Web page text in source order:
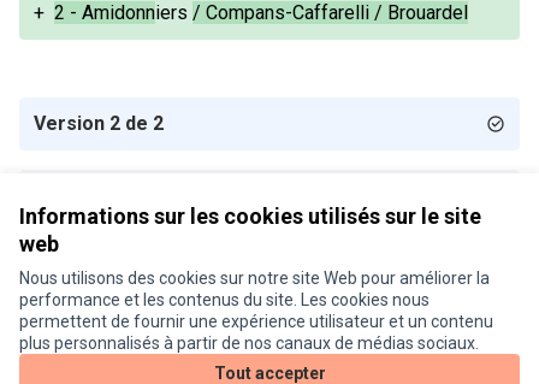
Informations sur les cookies utilisés sur le site
web
Nous utilisons des cookies sur notre site Web pour améliorer la
performance et les contenus du site. Les cookies nous
permettent de fournir une expérience utilisateur et un contenu
plus personnalisés à partir de nos canaux de médias sociaux.
Tout accepter
+ 2 - Amidonniers / Compans-Caffarelli / Brouardel
Version 2 de 2
Conditions d'utilisation
Paramètres des cookies
Je participe ! sur X
(Lien externe)
Je participe ! sur Facebook
Je participe ! sur Instagram